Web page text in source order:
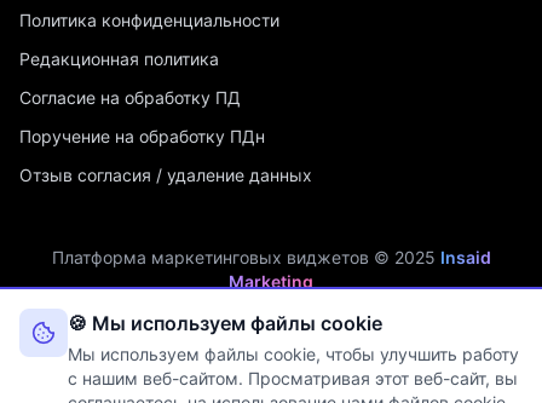
Политика конфиденциальности
Редакционная политика
Согласие на обработку ПД
Поручение на обработку ПДн
Отзыв согласия / удаление данных
Платформа маркетинговых виджетов © 2025 Insaid
Marketing
ИП Мухамадеев Р.А. | ИНН: 740704342750 | ОГРНИП:
321745600019048
Оператор персональных данных. Рег. № 74-25-030077 в реестре
Роскомнадзора (Приказ № 108 от 03.06.2025)
🍪 Мы используем файлы cookie
Мы используем файлы cookie, чтобы улучшить работу
с нашим веб-сайтом. Просматривая этот веб-сайт, вы